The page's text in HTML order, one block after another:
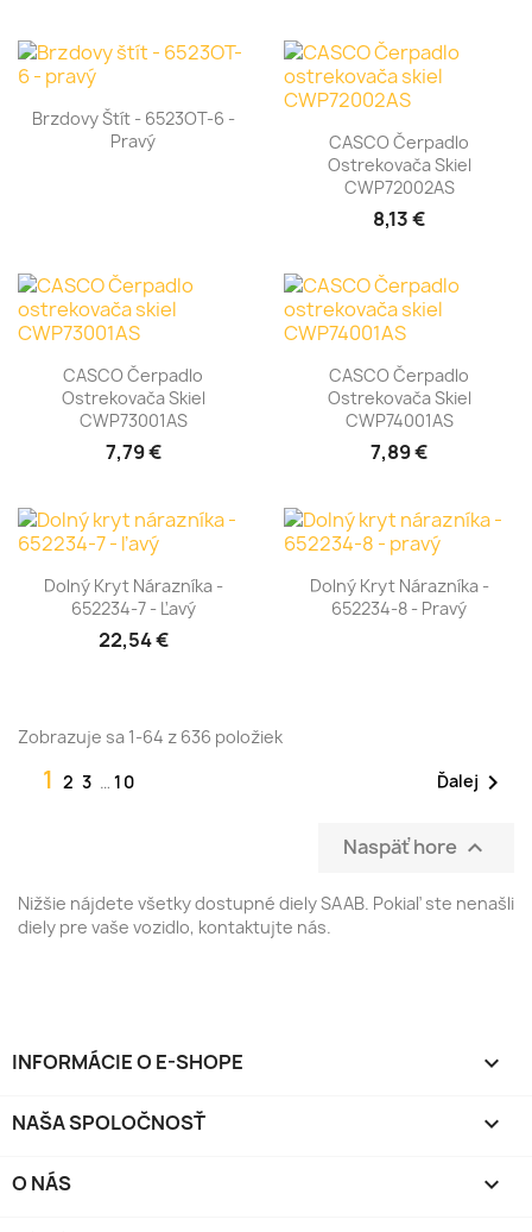
Brzdovy Štít - 6523OT-6 -
Pravý
CASCO Čerpadlo
Ostrekovača Skiel
CWP72002AS
8,13 €
CASCO Čerpadlo
Ostrekovača Skiel
CWP73001AS
7,79 €
CASCO Čerpadlo
Ostrekovača Skiel
CWP74001AS
7,89 €
Dolný Kryt Nárazníka -
652234-7 - Ľavý
22,54 €
Dolný Kryt Nárazníka -
652234-8 - Pravý
Zobrazuje sa 1-64 z 636 položiek
1 2 3 … 10 Ďalej 
Naspäť hore 
Nižšie nájdete všetky dostupné diely SAAB. Pokiaľ ste nenašli
diely pre vaše vozidlo, kontaktujte nás.
INFORMÁCIE O E-SHOPE keyboard_arrow_down
NAŠA SPOLOČNOSŤ 
O NÁS 